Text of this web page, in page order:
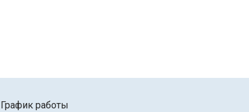
График работы